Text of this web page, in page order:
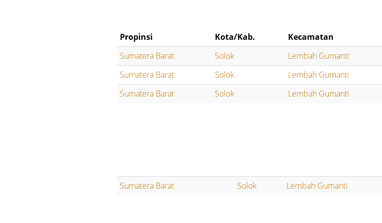
Propinsi Kota/Kab. Kecamatan
Sumatera Barat
Solok Lembah Gumanti
Sumatera Barat
Solok Lembah Gumanti
Sumatera Barat
Solok Lembah Gumanti
Sumatera Barat Solok Lembah Gumanti